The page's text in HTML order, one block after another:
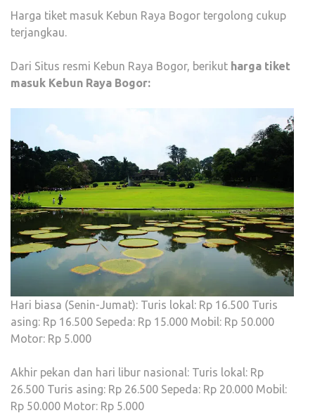
Harga tiket masuk Kebun Raya Bogor tergolong cukup
terjangkau.
Dari Situs resmi Kebun Raya Bogor, berikut harga tiket
masuk Kebun Raya Bogor:
Hari biasa (Senin-Jumat): Turis lokal: Rp 16.500 Turis
asing: Rp 16.500 Sepeda: Rp 15.000 Mobil: Rp 50.000
Motor: Rp 5.000
Akhir pekan dan hari libur nasional: Turis lokal: Rp
26.500 Turis asing: Rp 26.500 Sepeda: Rp 20.000 Mobil:
Rp 50.000 Motor: Rp 5.000